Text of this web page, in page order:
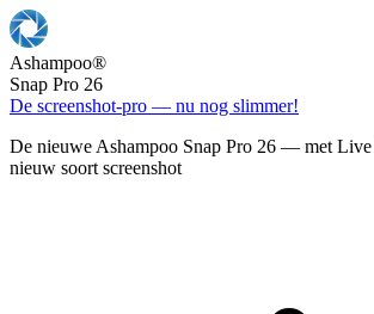
Ashampoo®
Snap Pro 26
De screenshot-pro — nu nog slimmer!
De nieuwe Ashampoo Snap Pro 26 — met
nieuw soort screenshot